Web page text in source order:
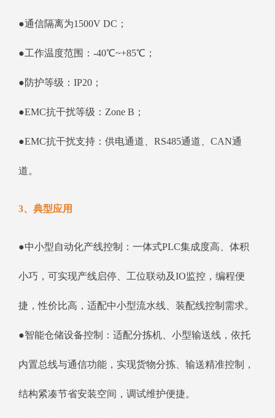
●通信隔离为1500V DC；
●工作温度范围：-40℃~+85℃；
●防护等级：IP20；
●EMC抗干扰等级：Zone B；
●EMC抗干扰支持：供电通道、RS485通道、CAN通
道。
3、典型应用
●中小型自动化产线控制：一体式PLC集成度高、体积
小巧，可实现产线启停、工位联动及IO监控，编程便
捷，性价比高，适配中小型流水线、装配线控制需求。
●智能仓储设备控制：适配分拣机、小型输送线，依托
内置总线与通信功能，实现货物分拣、输送精准控制，
结构紧凑节省安装空间，调试维护便捷。